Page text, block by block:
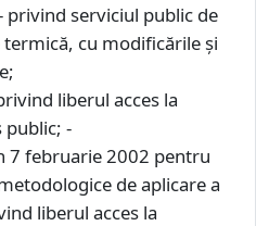
privind serviciul public de
cu modificările și
liberul acces la
-
7 februarie 2002 pentru
de aplicare a
liberul acces la